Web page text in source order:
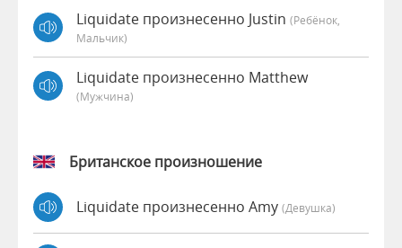
Liquidate произнесенно Justin (Ребёнок,
Мальчик)
Liquidate произнесенно Matthew
(мужчина)
Британское произношение
Liquidate произнесенно Amy (девушка)